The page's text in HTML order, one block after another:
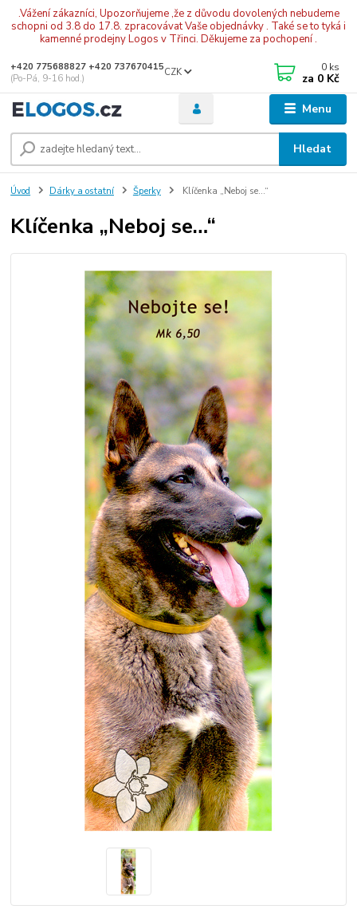
.Vážení zákazníci, Upozorňujeme ,že z důvodu dovolených nebudeme
schopni od 3.8 do 17.8. zpracovávat Vaše objednávky . Také se to tyká i
kamenné prodejny Logos v Třinci. Děkujeme za pochopení .
Menu
CZK
Hledat
+420 775688827 +420 737670415
(Po-Pá, 9-16 hod.)
0 ks
za 0 Kč
Úvod Dárky a ostatní Šperky Klíčenka „Neboj se…“
Klíčenka „Neboj se…“